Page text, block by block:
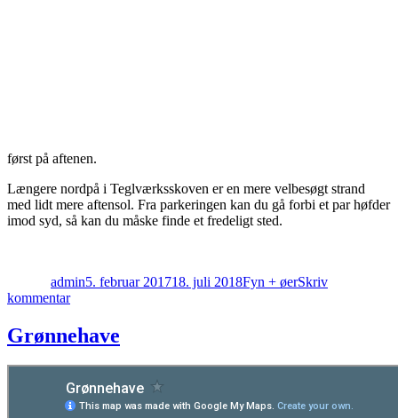
først på aftenen.
Længere nordpå i Teglværksskoven er en mere velbesøgt strand
med lidt mere aftensol. Fra parkeringen kan du gå forbi et par høfder
imod syd, så kan du måske finde et fredeligt sted.
admin5. februar 201718. juli 2018Fyn + øerSkriv
kommentartil
(Nyborg)
Grønnehave